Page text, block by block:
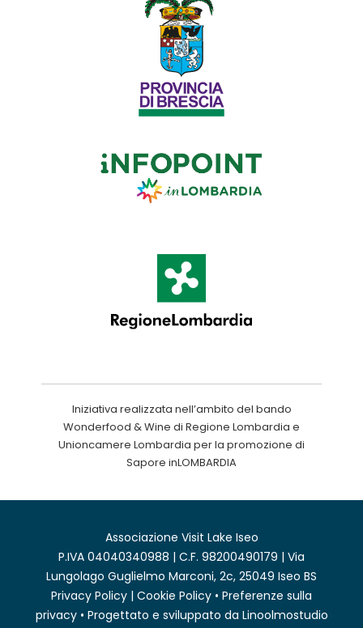
Iniziativa realizzata nell’ambito del bando
Wonderfood & Wine di Regione Lombardia e
Unioncamere Lombardia per la promozione di
Sapore inLOMBARDIA
Associazione Visit Lake Iseo
P.IVA 04040340988 | C.F. 98200490179 | Via
Lungolago Guglielmo Marconi, 2c, 25049 Iseo BS
Privacy Policy | Cookie Policy • Preferenze sulla
privacy• Progettato e sviluppato da Linoolmostudio